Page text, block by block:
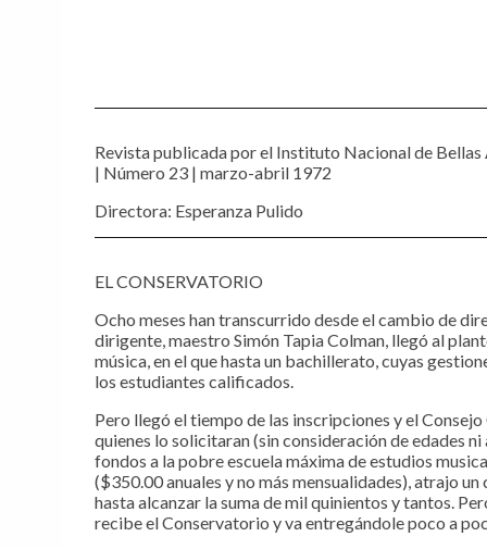
Correo electrónico
Recibir un correo electrónico con cada nueva entrada.
Revista publicada por el Instituto Nacional de
| Número 23 | marzo-abril 1972
Directora: Esperanza Pulido
EL CONSERVATORIO
Ocho meses han transcurrido desde el cambio de
dirigente, maestro Simón Tapia Colman, llegó al
música, en el que hasta un bachillerato, cuyas
los estudiantes calificados.
Pero llegó el tiempo de las inscripciones y el
quienes lo solicitaran (sin consideración de edades
fondos a la pobre escuela máxima de estudios
($350.00 anuales y no más mensualidades), atrajo
hasta alcanzar la suma de mil quinientos y tantos.
recibe el Conservatorio y va entregándole poco a